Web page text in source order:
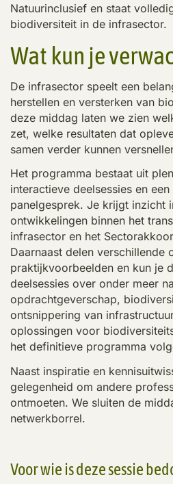
Natuurinclusief en staat
biodiversiteit in de infrasector.
Wat kun je
De infrasector speelt een
herstellen en versterken van
deze middag laten we zien
zet, welke resultaten dat
samen verder kunnen
Het programma bestaat uit
interactieve deelsessies en
panelgesprek. Je krijgt inzicht
ontwikkelingen binnen het
infrasector en het
Daarnaast delen verschillende
praktijkvoorbeelden en kun je
deelsessies over onder meer
opdrachtgeverschap,
ontsnippering van
oplossingen voor
het definitieve programma
Naast inspiratie en
gelegenheid om andere
ontmoeten. We sluiten de
netwerkborrel.
Voor wie is deze sessie